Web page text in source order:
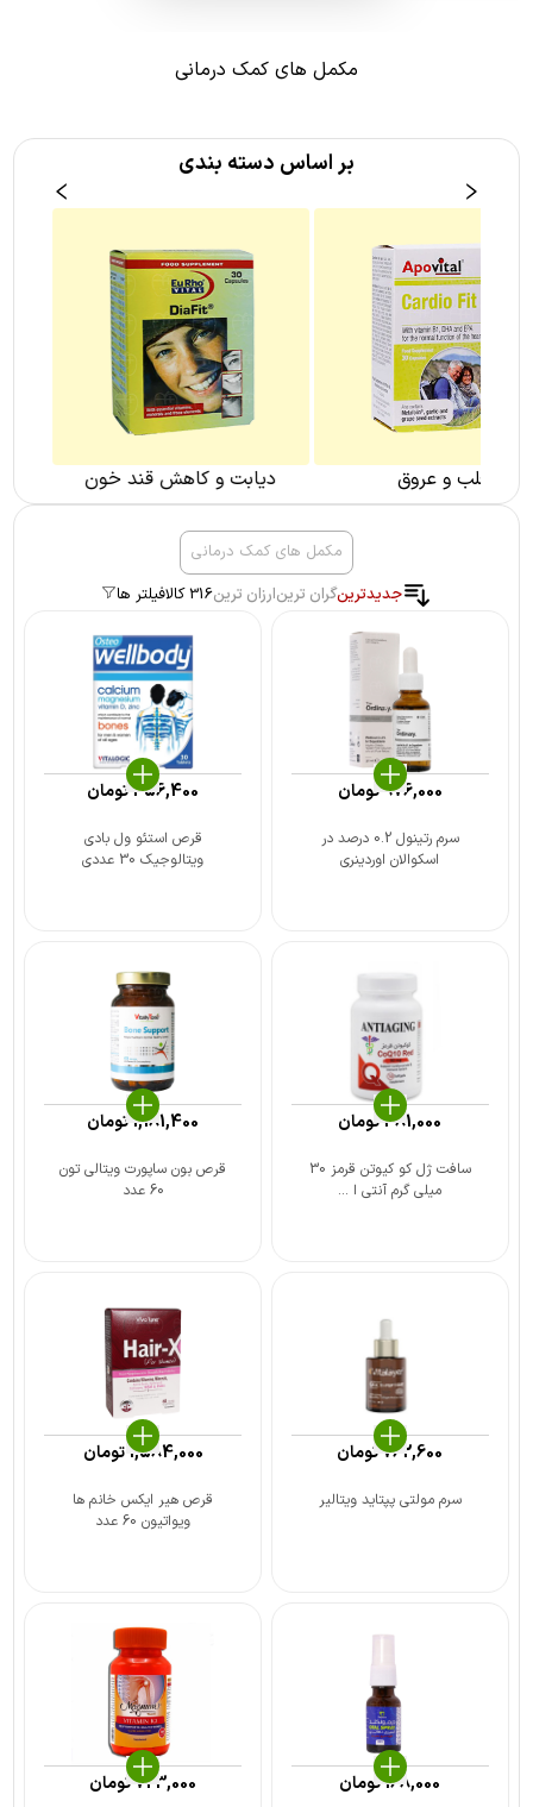
مکمل های کمک درمانی
بر اساس دسته بندی
دیابت و کاهش قند خون
فشار خون
مکمل های کمک درمانی
جدیدترینگران ترینارزان ترین316 کالا فیلتر ها
سرم رتینول 0.2 درصد در
اسکوالان اوردینری
976,000تومان
قرص استئو ول بادی
ویتالوجیک 30 عددی
356,400تومان
سافت ژل کو کیوتن قرمز 30
میلی گرم آنتی ا ...
381,000تومان
قرص بون ساپورت ویتالی تون
60 عدد
1,181,400تومان
سرم مولتی پپتاید ویتالیر
762,600تومان
قرص هیر ایکس خانم ها
ویواتیون 60 عدد
1,584,000تومان
168,000تومان 723,000تومان